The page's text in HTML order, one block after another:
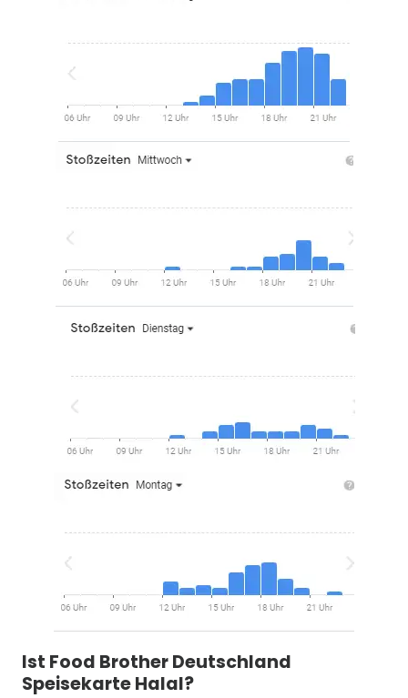
Ist Food Brother Deutschland
Speisekarte Halal?